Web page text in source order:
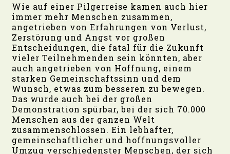
Wie auf einer Pilgerreise kamen auch hier
immer mehr Menschen zusammen,
angetrieben von Erfahrungen von Verlust,
Zerstörung und Angst vor großen
Entscheidungen, die fatal für die Zukunft
vieler Teilnehmenden sein könnten, aber
auch angetrieben von Hoffnung, einem
starken Gemeinschaftssinn und dem
Wunsch, etwas zum besseren zu bewegen.
Das wurde auch bei der großen
Demonstration spürbar, bei der sich 70.000
Menschen aus der ganzen Welt
zusammenschlossen. Ein lebhafter,
gemeinschaftlicher und hoffnungsvoller
Umzug verschiedenster Menschen, der sich